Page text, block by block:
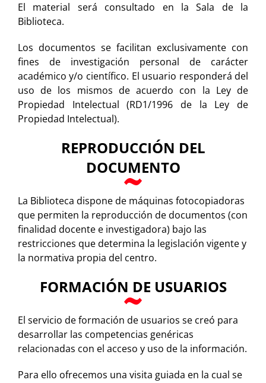
El material será consultado en la Sala de la
Biblioteca.
Los documentos se facilitan exclusivamente con
fines de investigación personal de carácter
académico y/o científico. El usuario responderá del
uso de los mismos de acuerdo con la Ley de
Propiedad Intelectual (RD1/1996 de la Ley de
Propiedad Intelectual).
REPRODUCCIÓN DEL
DOCUMENTO
La Biblioteca dispone de máquinas fotocopiadoras
que permiten la reproducción de documentos (con
finalidad docente e investigadora) bajo las
restricciones que determina la legislación vigente y
la normativa propia del centro.
FORMACIÓN DE USUARIOS
El servicio de formación de usuarios se creó para
desarrollar las competencias genéricas
relacionadas con el acceso y uso de la información.
Para ello ofrecemos una visita guiada en la cual se